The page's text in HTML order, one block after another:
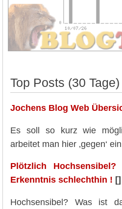
Top Posts (30 Tage)
Jochens Blog Web
Es soll so kurz wie
arbeitet man hier ‚gegen‘
Plötzlich
Erkenntnis schlechthin ! []
Hochsensibel? Was ist